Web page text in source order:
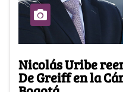
Nicolás Uribe
De Greiff en la